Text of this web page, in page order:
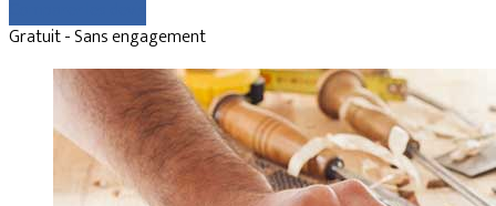
Gratuit - Sans engagement